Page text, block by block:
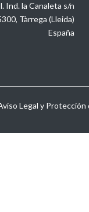
Ind. la Canaleta s/n
Tàrrega (Lleida)
España
Legal y Protección